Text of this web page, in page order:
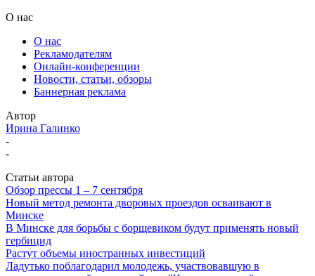
О нас
О нас
Рекламодателям
Онлайн-конференции
Новости, статьи, обзоры
Баннерная реклама
Автор
Ирина Галинко
-
-
Статьи автора
Обзор прессы 1 – 7 сентября
Новый метод ремонта дворовых проездов осваивают в
Минске
В Минске для борьбы с борщевиком будут применять новый
гербицид
Растут объемы иностранных инвестиций
Ладутько поблагодарил молодежь, участвовавшую в